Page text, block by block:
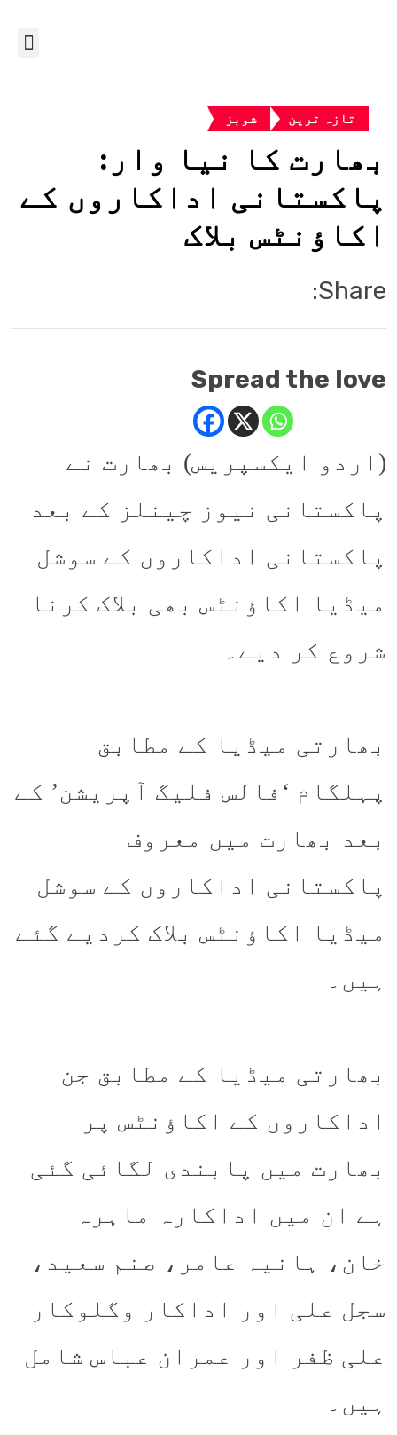
تازہ ترین شوبز
بھارت کا نیا وار:
پاکستانی اداکاروں کے
اکاؤنٹس بلاک
Share:
Spread the love
(اردو ایکسپریس) بھارت نے
پاکستانی نیوز چینلز کے بعد
پاکستانی اداکاروں کے سوشل
میڈیا اکاؤنٹس بھی بلاک کرنا
شروع کر دیے۔
بھارتی میڈیا کے مطابق
پہلگام ‘فالس فلیگ آپریشن’ کے
بعد بھارت میں معروف
پاکستانی اداکاروں کے سوشل
میڈیا اکاؤنٹس بلاک کردیے گئے
ہیں۔
بھارتی میڈیا کے مطابق جن
اداکاروں کے اکاؤنٹس پر
بھارت میں پابندی لگائی گئی
ہے ان میں اداکارہ ماہرہ
خان، ہانیہ عامر، صنم سعید،
سجل علی اور اداکار وگلوکار
علی ظفر اور عمران عباس شامل
ہیں۔